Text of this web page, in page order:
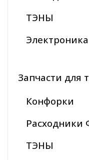
ТЭНЫ
Электроника
Запчасти для
Конфорки
Расходники
ТЭНЫ